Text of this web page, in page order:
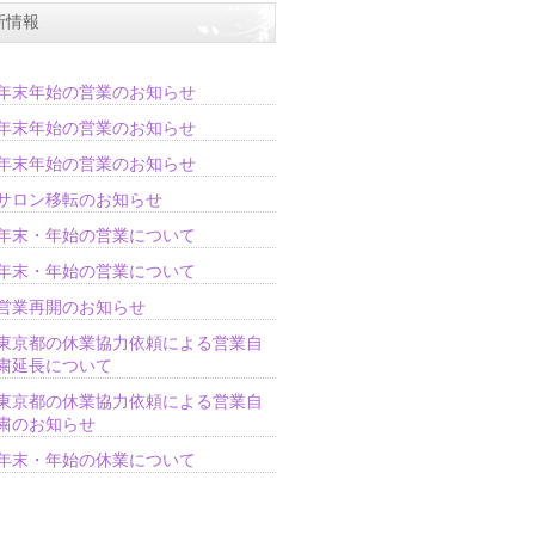
情報
末年始の営業のお知らせ
末年始の営業のお知らせ
末年始の営業のお知らせ
ロン移転のお知らせ
末・年始の営業について
末・年始の営業について
業再開のお知らせ
京都の休業協力依頼による営業自
延長について
京都の休業協力依頼による営業自
のお知らせ
末・年始の休業について